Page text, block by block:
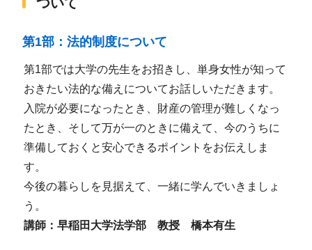
第1部：法的制度について
第1部では大学の先生をお招きし、単身女性が知って
おきたい法的な備えについてお話しいただきます。
入院が必要になったとき、財産の管理が難しくなっ
たとき、そして万が一のときに備えて、今のうちに
準備しておくと安心できるポイントをお伝えしま
す。
今後の暮らしを見据えて、一緒に学んでいきましょ
う。
講師：早稲田大学法学部 教授 橋本有生